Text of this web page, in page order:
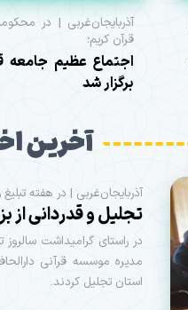
آذربایجان‌غربی | در
قرآن کریم؛
اجتماع عظیم جامعه
برگزار شد
آخرین
آذربایجان‌غربی | در هفته
تجلیل و قدردانی از
در راستای گرامیداشت
مدیره موسسه قرآنی
استان تجلیل کردند.